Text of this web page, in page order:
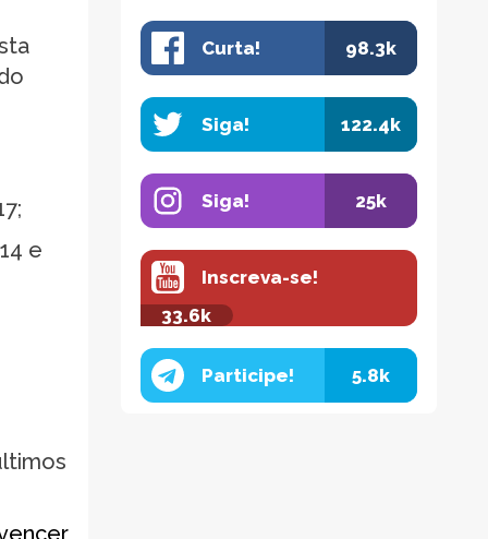
e
Curta! 98.3k
Siga! 122.4k
Siga! 25k
Inscreva-se!
33.6k
Participe! 5.8k